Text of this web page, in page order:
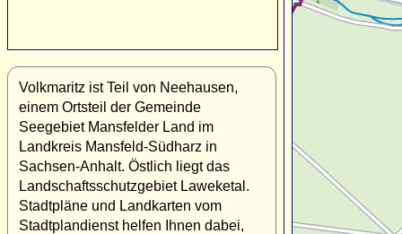
Volkmaritz ist Teil von Neehausen,
einem Ortsteil der Gemeinde
Seegebiet Mansfelder Land im
Landkreis Mansfeld-Südharz in
Sachsen-Anhalt. Östlich liegt das
Landschaftsschutzgebiet Laweketal.
Stadtpläne und Landkarten vom
Stadtplandienst helfen Ihnen dabei,